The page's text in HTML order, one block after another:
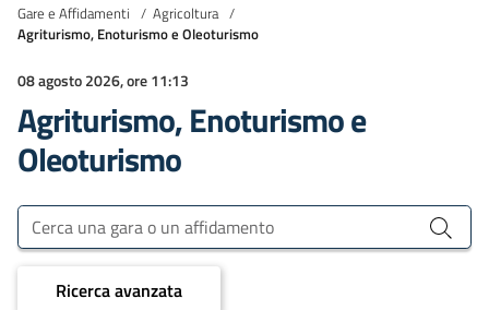
Gare e Affidamenti / Agricoltura /
Agriturismo, Enoturismo e Oleoturismo
08 agosto 2026, ore 11:13
Agriturismo, Enoturismo e
Oleoturismo
Bandi e Servizi
Cerca una gara o un affidamento
Ricerca avanzata